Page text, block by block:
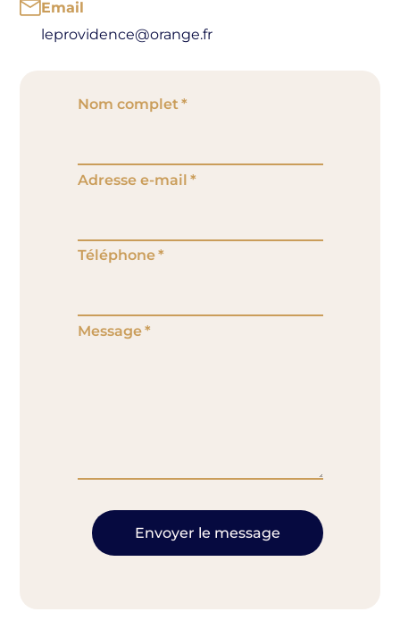
Email
leprovidence@orange.fr
Nom complet
Adresse e-mail
Téléphone
Message
Envoyer le message